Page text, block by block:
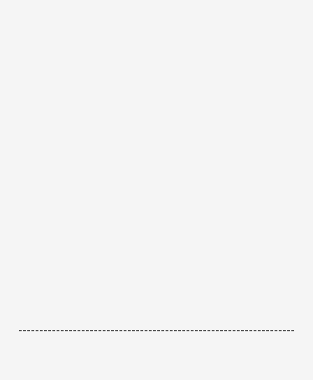
------------------------------------------------------------------